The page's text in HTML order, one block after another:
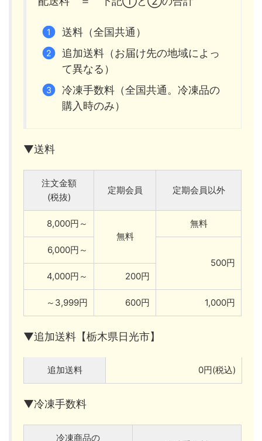
送料（全国共通）
追加送料（お届け先の地域によっ
て異なる）
冷凍手数料（全国共通。冷凍品の
購入時のみ）
▼送料
注文金額
(税抜)
定期会員 定期会員以外
8,000円～
無料
無料
6,000円～
500円
4,000円～
200円
～3,999円 600円 1,000円
▼追加送料【栃木県日光市】
追加送料 0円(税込)
▼冷凍手数料
冷凍商品の